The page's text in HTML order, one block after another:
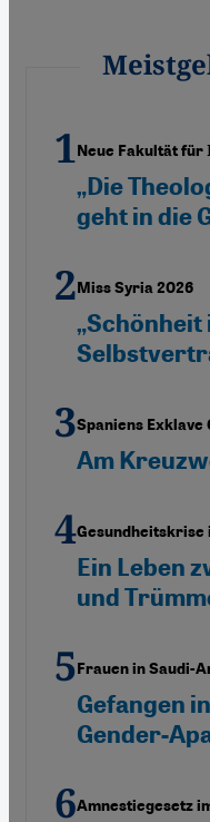
Neue Fakultät für
„Die
geht in die
Miss Syria 2026
Spaniens Exklave
Am
Gesundheitskrise
Ein Leben
und
Frauen in Saudi-
Gefangen
Gender-
Amnestiegesetz